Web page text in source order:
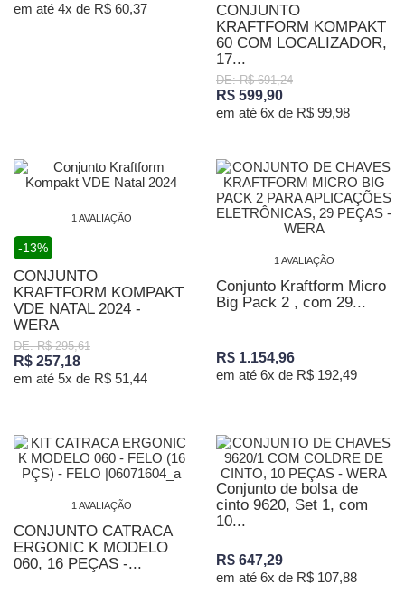
em até 4x de R$ 60,37
CONJUNTO
KRAFTFORM KOMPAKT
60 COM LOCALIZADOR,
17...
DE: R$ 691,24
R$ 599,90
em até 6x de R$ 99,98
1 AVALIAÇÃO
-13%
CONJUNTO
KRAFTFORM KOMPAKT
VDE NATAL 2024 -
WERA
DE: R$ 295,61
R$ 257,18
em até 5x de R$ 51,44
1 AVALIAÇÃO
Conjunto Kraftform Micro
Big Pack 2 , com 29...
R$ 1.154,96
em até 6x de R$ 192,49
1 AVALIAÇÃO
CONJUNTO CATRACA
ERGONIC K MODELO
060, 16 PEÇAS -...
Conjunto de bolsa de
cinto 9620, Set 1, com
10...
R$ 647,29
em até 6x de R$ 107,88